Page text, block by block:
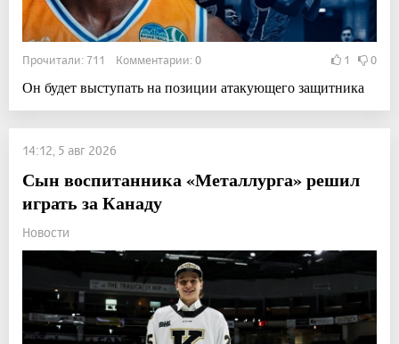
Прочитали: 711 Комментарии: 0 1 0
Он будет выступать на позиции атакующего защитника
14:12, 5 авг 2026
Сын воспитанника «Металлурга» решил
играть за Канаду
Новости